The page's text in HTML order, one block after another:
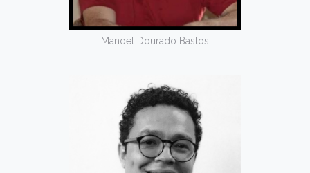
Manoel Dourado Bastos